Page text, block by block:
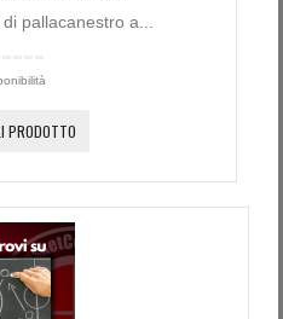
pallacanestro a...
PRODOTTO